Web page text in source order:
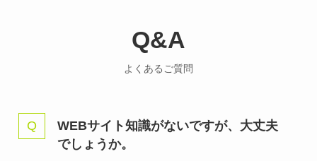
Q&A
よくあるご質問
WEBサイト知識がないですが、大丈夫
でしょうか。